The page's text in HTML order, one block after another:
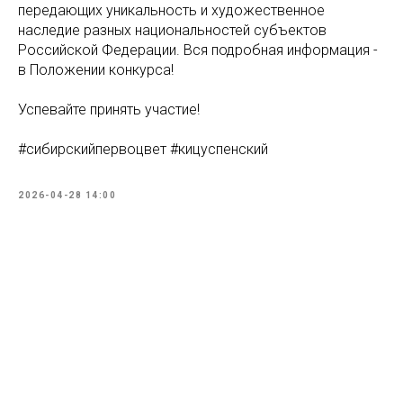
передающих уникальность и художественное
наследие разных национальностей субъектов
Российской Федерации. Вся подробная информация -
в Положении конкурса!
Успевайте принять участие!
#сибирскийпервоцвет #кицуспенский
2026-04-28 14:00